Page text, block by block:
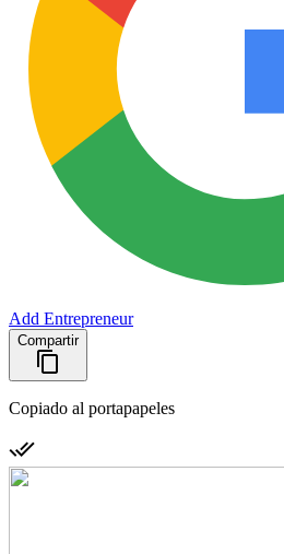
Add Entrepreneur
Compartir
Copiado al portapapeles